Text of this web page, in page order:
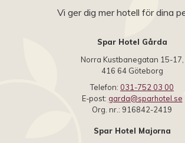
Vi ger dig mer hotell för dina
Spar Hotel Gårda
Norra Kustbanegatan 15-17,
416 64 Göteborg
Telefon: 031-752 03 00
E-post: garda@sparhotel.se
Org. nr.: 916842-2419
Spar Hotel Majorna